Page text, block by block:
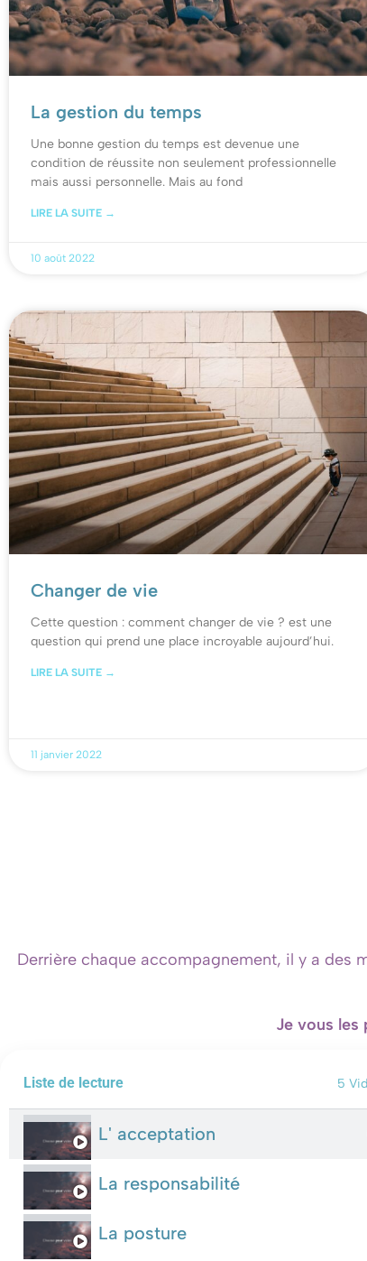
La gestion du temps
Une bonne gestion du temps est devenue une
condition de réussite non seulement professionnelle
mais aussi personnelle. Mais au fond
LIRE LA SUITE →
10 août 2022
Changer de vie
Cette question : comment changer de vie ? est une
question qui prend une place incroyable aujourd’hui.
LIRE LA SUITE →
11 janvier 2022
Derrière chaque accompagnement, il y a des
Je vous
Liste de lecture 5
L' acceptation
La responsabilité
La posture